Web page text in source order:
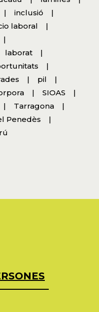
inclusió
laboral
laborat
pil
SIOAS
Tarragona
Penedès